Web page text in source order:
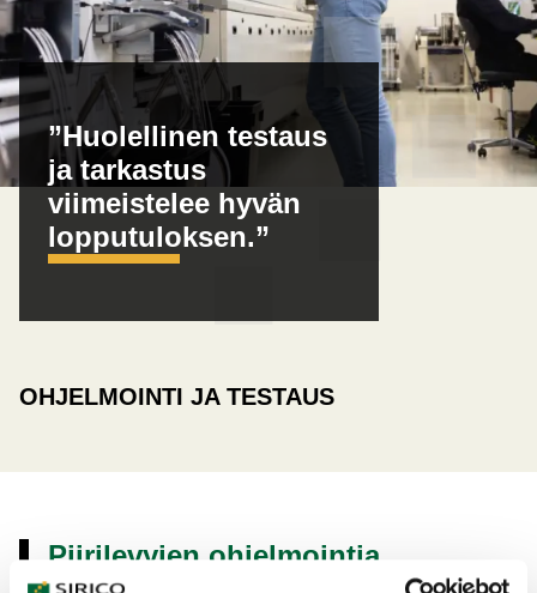
”Huolellinen testaus
ja tarkastus
viimeistelee hyvän
lopputuloksen.”
OHJELMOINTI JA TESTAUS
Piirilevyjen ohjelmointia